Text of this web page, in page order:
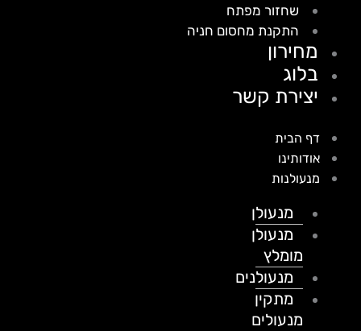
שחזור מפתח
התקנת מחסום חניה
מחירון
בלוג
יצירת קשר
דף הבית
אודותינו
מנעולנות
מנעולן
מנעולן
מומלץ
מנעולנים
מתקין
מנעולים